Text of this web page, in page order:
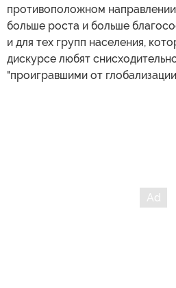
противоположном
больше роста и больше
и для тех групп населения,
дискурсе любят
"проигравшими от